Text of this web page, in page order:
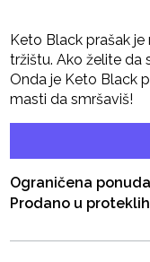
Keto Black prašak
tržištu. Ako želite da
Onda je Keto Black
masti da smršaviš!
Ograničena
Prodano u